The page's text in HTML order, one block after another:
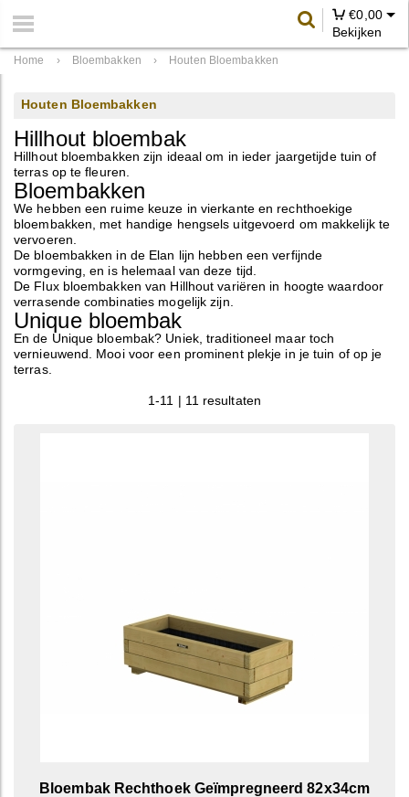
€0,00
Bekijken
Home › Bloembakken › Houten Bloembakken
Houten Bloembakken
Hillhout bloembak
Hillhout bloembakken zijn ideaal om in ieder jaargetijde tuin of
terras op te fleuren.
Bloembakken
We hebben een ruime keuze in vierkante en rechthoekige
bloembakken, met handige hengsels uitgevoerd om makkelijk te
vervoeren.
De bloembakken in de Elan lijn hebben een verfijnde
vormgeving, en is helemaal van deze tijd.
De Flux bloembakken van Hillhout variëren in hoogte waardoor
verrasende combinaties mogelijk zijn.
Unique bloembak
En de Unique bloembak? Uniek, traditioneel maar toch
vernieuwend. Mooi voor een prominent plekje in je tuin of op je
terras.
1-11 | 11 resultaten
Bloembak Rechthoek Geïmpregneerd 82x34cm